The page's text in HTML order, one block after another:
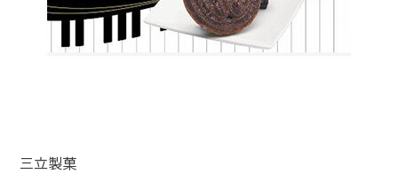
三立製菓